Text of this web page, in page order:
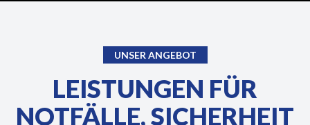
UNSER ANGEBOT
LEISTUNGEN FÜR
NOTFÄLLE, SICHERHEIT